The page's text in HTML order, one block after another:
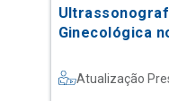
Ginecológica
Atualização